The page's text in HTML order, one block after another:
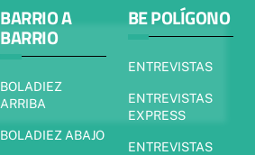
BARRIO A
BARRIO
BOLADIEZ
ARRIBA
BOLADIEZ ABAJO
BE POLÍGONO
ENTREVISTAS
ENTREVISTAS
EXPRESS
ENTREVISTAS